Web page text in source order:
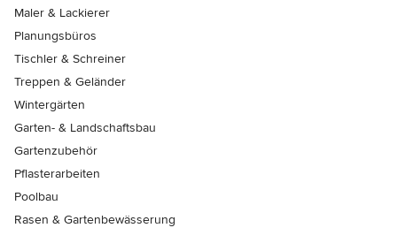
Maler & Lackierer
Planungsbüros
Tischler & Schreiner
Treppen & Geländer
Wintergärten
Garten- & Landschaftsbau
Gartenzubehör
Pflasterarbeiten
Poolbau
Rasen & Gartenbewässerung